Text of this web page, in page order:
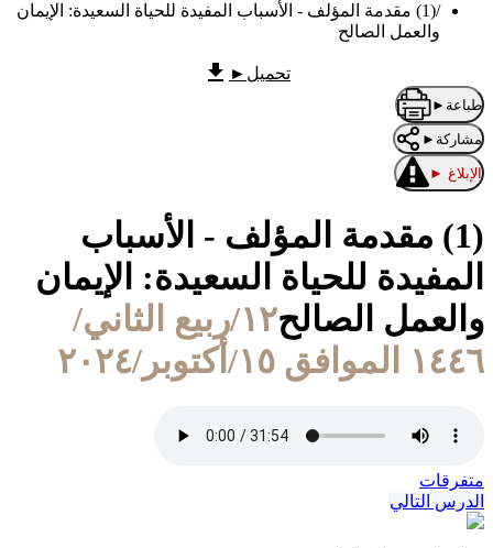
/
(1) مقدمة المؤلف - الأسباب المفيدة للحياة السعيدة: الإيمان
والعمل الصالح
تحميل ►
طباعة ►
مشاركة ►
الإبلاغ ►
(1) مقدمة المؤلف - الأسباب
المفيدة للحياة السعيدة: الإيمان
والعمل الصالح
١٢/ربيع الثاني/
١٤٤٦ الموافق ١٥/أكتوبر/٢٠٢٤
متفرقات
الدرس التالي